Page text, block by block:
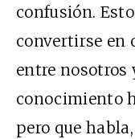
confusión.
convertirse en
entre nosotros
conocimiento
pero que